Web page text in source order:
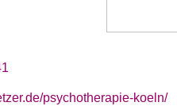
psychotherapie-koeln/